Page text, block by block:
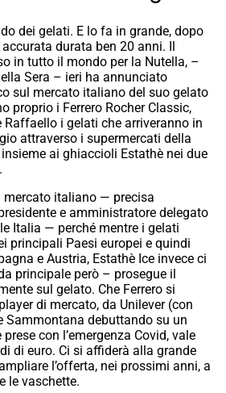
dei gelati. E lo fa in grande, dopo
durata ben 20 anni. Il
in tutto il mondo per la Nutella, –
Sera – ieri ha annunciato
sul mercato italiano del suo gelato
proprio i Ferrero Rocher Classic,
Raffaello i gelati che arriveranno in
attraverso i supermercati della
ai ghiaccioli Estathè nei due
mercato italiano — precisa
e amministratore delegato
Italia — perché mentre i gelati
principali Paesi europei e quindi
e Austria, Estathè Ice invece ci
principale però – prosegue il
sul gelato. Che Ferrero si
di mercato, da Unilever (con
Sammontana debuttando su un
con l’emergenza Covid, vale
di euro. Ci si affiderà alla grande
l’offerta, nei prossimi anni, a
le vaschette.